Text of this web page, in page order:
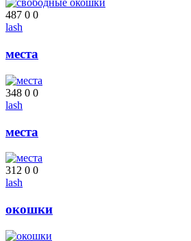
487 0 0
lash
места
348 0 0
lash
места
312 0 0
lash
окошки